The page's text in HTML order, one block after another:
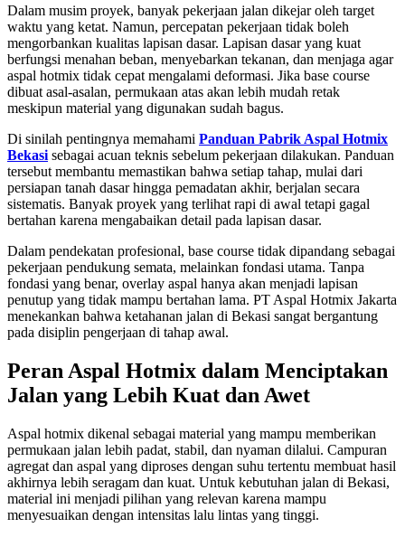
Dalam musim proyek, banyak pekerjaan jalan dikejar oleh target
waktu yang ketat. Namun, percepatan pekerjaan tidak boleh
mengorbankan kualitas lapisan dasar. Lapisan dasar yang kuat
berfungsi menahan beban, menyebarkan tekanan, dan menjaga agar
aspal hotmix tidak cepat mengalami deformasi. Jika base course
dibuat asal-asalan, permukaan atas akan lebih mudah retak
meskipun material yang digunakan sudah bagus.
Di sinilah pentingnya memahami Panduan Pabrik Aspal Hotmix
Bekasisebagai acuan teknis sebelum pekerjaan dilakukan. Panduan
tersebut membantu memastikan bahwa setiap tahap, mulai dari
persiapan tanah dasar hingga pemadatan akhir, berjalan secara
sistematis. Banyak proyek yang terlihat rapi di awal tetapi gagal
bertahan karena mengabaikan detail pada lapisan dasar.
Dalam pendekatan profesional, base course tidak dipandang sebagai
pekerjaan pendukung semata, melainkan fondasi utama. Tanpa
fondasi yang benar, overlay aspal hanya akan menjadi lapisan
penutup yang tidak mampu bertahan lama. PT Aspal Hotmix Jakarta
menekankan bahwa ketahanan jalan di Bekasi sangat bergantung
pada disiplin pengerjaan di tahap awal.
Peran Aspal Hotmix dalam Menciptakan
Jalan yang Lebih Kuat dan Awet
Aspal hotmix dikenal sebagai material yang mampu memberikan
permukaan jalan lebih padat, stabil, dan nyaman dilalui. Campuran
agregat dan aspal yang diproses dengan suhu tertentu membuat hasil
akhirnya lebih seragam dan kuat. Untuk kebutuhan jalan di Bekasi,
material ini menjadi pilihan yang relevan karena mampu
menyesuaikan dengan intensitas lalu lintas yang tinggi.